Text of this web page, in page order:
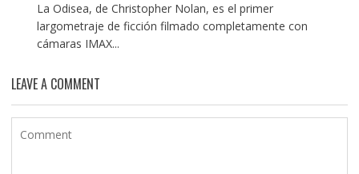
La Odisea, de Christopher Nolan, es el primer
largometraje de ficción filmado completamente con
cámaras IMAX...
LEAVE A COMMENT